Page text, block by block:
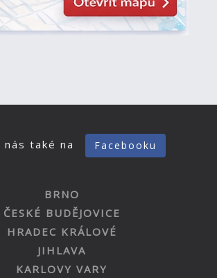
také na Facebooku
BRNO
ČESKÉ BUDĚJOVICE
HRADEC KRÁLOVÉ
JIHLAVA
KARLOVY VARY